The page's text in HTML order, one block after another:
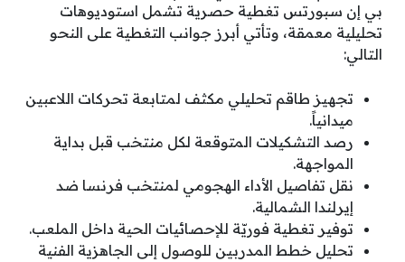
بي إن سبورتس تغطية حصرية تشمل استوديوهات
تحليلية معمقة، وتأتي أبرز جوانب التغطية على النحو
التالي:
تجهيز طاقم تحليلي مكثف لمتابعة تحركات اللاعبين
ميدانياً.
رصد التشكيلات المتوقعة لكل منتخب قبل بداية
المواجهة.
نقل تفاصيل الأداء الهجومي لمنتخب فرنسا ضد
إيرلندا الشمالية.
توفير تغطية فوريّة للإحصائيات الحية داخل الملعب.
تحليل خطط المدربين للوصول إلى الجاهزية الفنية